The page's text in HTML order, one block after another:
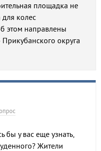
площадка не
для колес
этом направлены
округа
бы у вас еще узнать,
Жители